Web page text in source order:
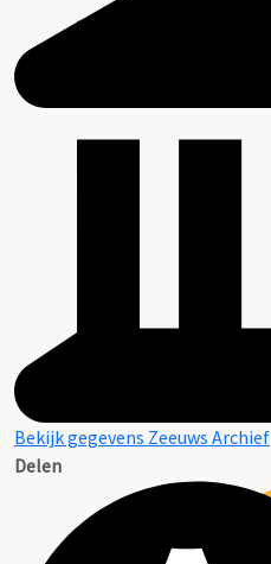
Bekijk gegevens Zeeuws Archief
Delen